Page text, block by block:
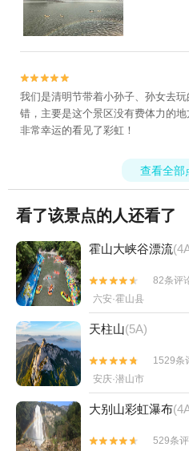


我们是清明节带着小孙子、孙女去
错，主要是这个景区没有费体力的
非常幸运的看见了彩虹！
查看全部
看了该景点的人还看了
霍山大峡谷漂流


82条评
六安·霍山县
天柱山(5A)


1529条
安庆·潜山市
大别山彩虹瀑布

 529条